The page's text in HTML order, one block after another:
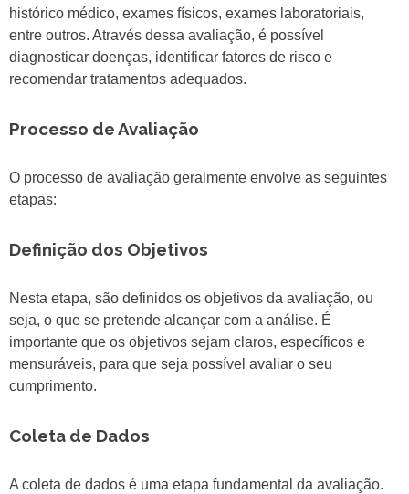
histórico médico, exames físicos, exames laboratoriais,
entre outros. Através dessa avaliação, é possível
diagnosticar doenças, identificar fatores de risco e
recomendar tratamentos adequados.
Processo de Avaliação
O processo de avaliação geralmente envolve as seguintes
etapas:
Definição dos Objetivos
Nesta etapa, são definidos os objetivos da avaliação, ou
seja, o que se pretende alcançar com a análise. É
importante que os objetivos sejam claros, específicos e
mensuráveis, para que seja possível avaliar o seu
cumprimento.
Coleta de Dados
A coleta de dados é uma etapa fundamental da avaliação.